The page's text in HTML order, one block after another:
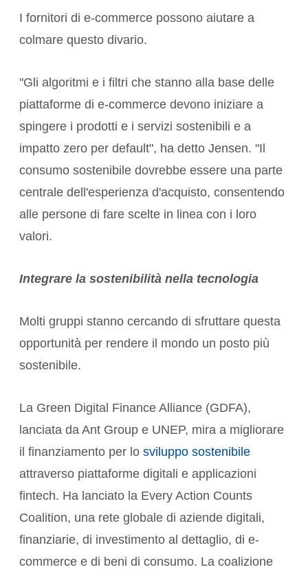
I fornitori di e-commerce possono aiutare a
colmare questo divario.
"Gli algoritmi e i filtri che stanno alla base delle
piattaforme di e-commerce devono iniziare a
spingere i prodotti e i servizi sostenibili e a
impatto zero per default", ha detto Jensen. "Il
consumo sostenibile dovrebbe essere una parte
centrale dell'esperienza d'acquisto, consentendo
alle persone di fare scelte in linea con i loro
valori.
Integrare la sostenibilità nella tecnologia
Molti gruppi stanno cercando di sfruttare questa
opportunità per rendere il mondo un posto più
sostenibile.
La Green Digital Finance Alliance (GDFA),
lanciata da Ant Group e UNEP, mira a migliorare
il finanziamento per lo sviluppo sostenibile
attraverso piattaforme digitali e applicazioni
fintech. Ha lanciato la Every Action Counts
Coalition, una rete globale di aziende digitali,
finanziarie, di investimento al dettaglio, di e-
commerce e di beni di consumo. La coalizione